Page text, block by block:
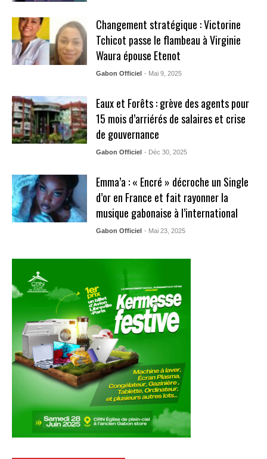
Changement stratégique : Victorine
Tchicot passe le flambeau à Virginie
Waura épouse Etenot
Gabon Officiel - Mai 9, 2025
Eaux et Forêts : grève des agents pour
15 mois d’arriérés de salaires et crise
de gouvernance
Gabon Officiel - Déc 30, 2025
Emma’a : « Encré » décroche un Single
d’or en France et fait rayonner la
musique gabonaise à l’international
Gabon Officiel - Mai 23, 2025